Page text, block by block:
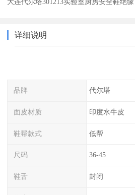
大连代尔塔301213实验室厨房安全鞋绝缘
详细说明
品牌 代尔塔
面皮材质 印度水牛皮
鞋帮款式 低帮
尺码 36-45
鞋舌 封闭